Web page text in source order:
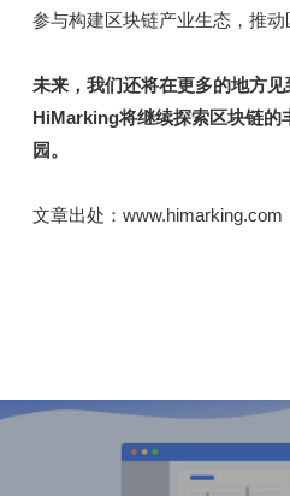
参与构建区块链产业生态，推动
未来，我们还将在更多的地方见
HiMarking将继续探索区块链的
园。
文章出处：www.himarking.com